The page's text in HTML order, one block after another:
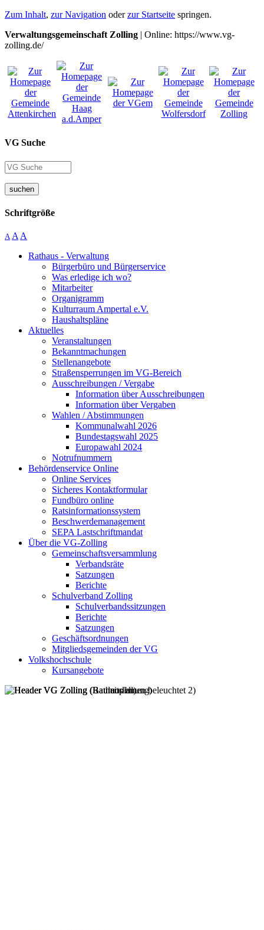
Zum Inhalt, zur Navigation oderzur Startseite springen.
Verwaltungsgemeinschaft Zolling | Online: https://www.vg-
zolling.de/
VG Suche
suchen
Schriftgröße
A A A
Rathaus - Verwaltung
Bürgerbüro und Bürgerservice
Was erledige ich wo?
Mitarbeiter
Organigramm
Kulturraum Ampertal e.V.
Haushaltspläne
Aktuelles
Veranstaltungen
Bekanntmachungen
Stellenangebote
Straßensperrungen im VG-Bereich
Ausschreibungen / Vergabe
Information über Ausschreibungen
Information über Vergaben
Wahlen / Abstimmungen
Kommunalwahl 2026
Bundestagswahl 2025
Europawahl 2024
Notrufnummern
Behördenservice Online
Online Services
Sicheres Kontaktformular
Fundbüro online
Ratsinformationssystem
Beschwerdemanagement
SEPA Lastschriftmandat
Über die VG-Zolling
Gemeinschaftsversammlung
Verbandsräte
Satzungen
Berichte
Schulverband Zolling
Schulverbandssitzungen
Berichte
Satzungen
Geschäftsordnungen
Mitgliedsgemeinden der VG
Volkshochschule
Kursangebote